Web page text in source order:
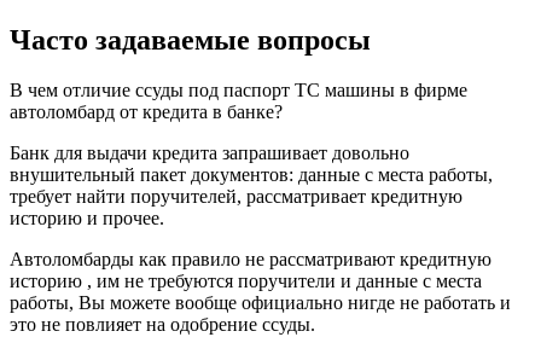
Часто задаваемые вопросы
В чем отличие ссуды под паспорт ТС машины в фирме
автоломбард от кредита в банке?
Банк для выдачи кредита запрашивает довольно
внушительный пакет документов: данные с места работы,
требует найти поручителей, рассматривает кредитную
историю и прочее.
Автоломбарды как правило не рассматривают кредитную
историю , им не требуются поручители и данные с места
работы, Вы можете вообще официально нигде не работать и
это не повлияет на одобрение ссуды.